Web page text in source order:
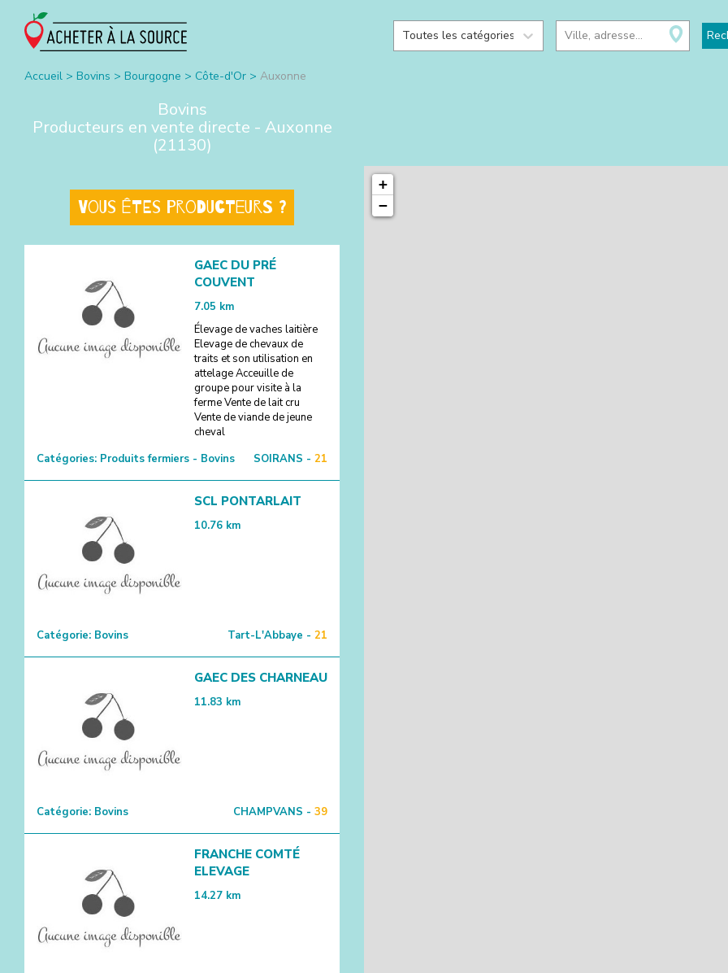
Toutes les catégories Ville, adresse...
Accueil > Bovins > Bourgogne > Côte-d'Or > Auxonne
Bovins
Producteurs en vente directe - Auxonne
(21130)
Vous êtes producteurs ?
GAEC DU PRÉ
COUVENT
7.05 km
Élevage de vaches laitière
Elevage de chevaux de
traits et son utilisation en
attelage Acceuille de
groupe pour visite à la
ferme Vente de lait cru
Vente de viande de jeune
cheval
Catégories: Produits fermiers - Bovins SOIRANS - 21
SCL PONTARLAIT
10.76 km
Catégorie: Bovins Tart-L'Abbaye - 21
GAEC DES CHARNEAU
11.83 km
Catégorie: Bovins CHAMPVANS - 39
FRANCHE COMTÉ
ELEVAGE
14.27 km
+
−